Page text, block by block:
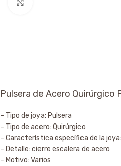
Pulsera de Acero Quirúrgico
– Tipo de joya: Pulsera
– Tipo de acero: Quirúrgico
– Característica específica de la
– Detalle: cierre escalera de acero
– Motivo: Varios